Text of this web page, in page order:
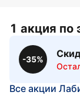
1 акция по
-35%
Все акции